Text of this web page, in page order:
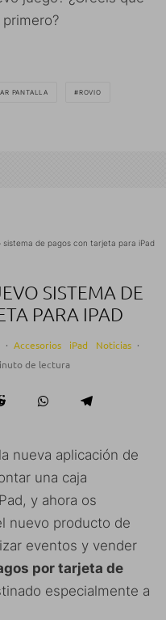
PANTALLA ROVIO
sistema de pagos con tarjeta para iPad
SISTEMA DE
PARA IPAD
· Accesorios iPad Noticias ·
de lectura
nueva aplicación de
una caja
y ahora os
nuevo producto de
eventos y vender
por tarjeta de
especialmente a